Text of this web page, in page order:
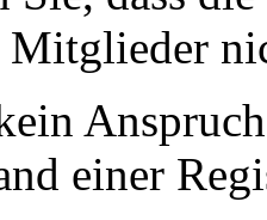
Mitglieder
einer